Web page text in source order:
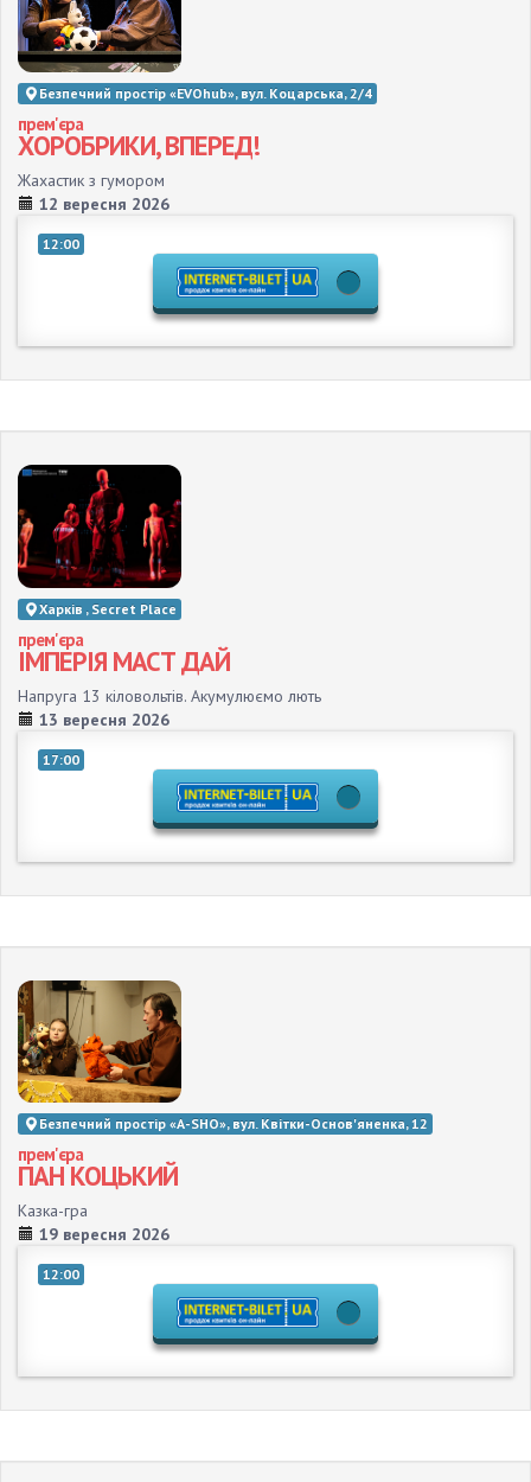
Безпечний простір «EVOhub», вул. Коцарська, 2/4
прем'єра
ХОРОБРИКИ, ВПЕРЕД!
Жахастик з гумором
12 вересня 2026
12:00
Харків , Secret Place
прем'єра
ІМПЕРІЯ МАСТ ДАЙ
Напруга 13 кіловольтів. Акумулюємо лють
13 вересня 2026
17:00
Безпечний простір «A-SHO», вул. Квітки-Основ'яненка, 12
прем'єра
ПАН КОЦЬКИЙ
Казка-гра
19 вересня 2026
12:00